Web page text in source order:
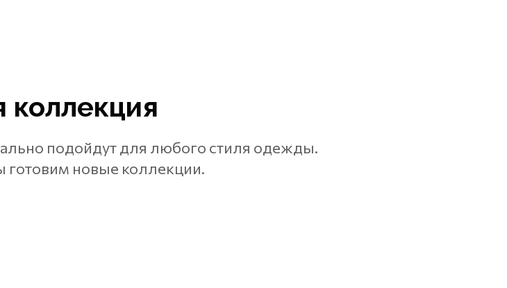
коллекция
подойдут для любого стиля одежды.
новые коллекции.